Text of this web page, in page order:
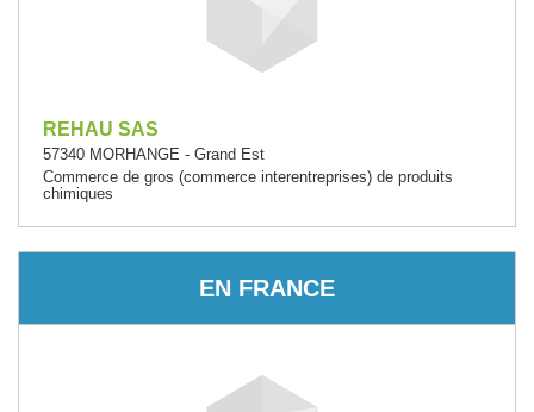
REHAU SAS
57340 MORHANGE - Grand Est
Commerce de gros (commerce interentreprises) de produits
chimiques
EN FRANCE